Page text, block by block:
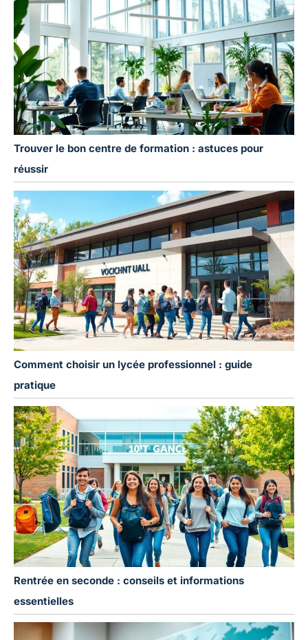
Trouver le bon centre de formation : astuces pour
réussir
Comment choisir un lycée professionnel : guide
pratique
Rentrée en seconde : conseils et informations
essentielles